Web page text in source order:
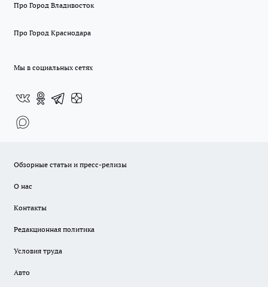
Про Город Владивосток
Про Город Краснодара
Мы в социальных сетях
Обзорные статьи и пресс-релизы
О нас
Контакты
Редакционная политика
Условия труда
Авто